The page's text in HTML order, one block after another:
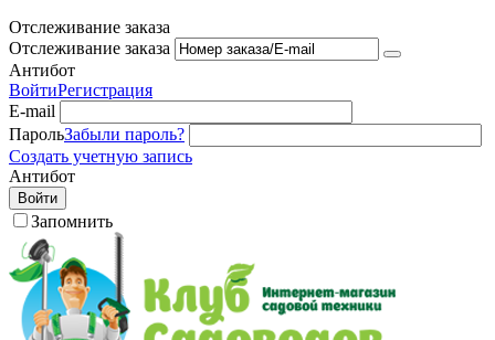
Отслеживание заказа
Отслеживание заказа
Антибот
ВойтиРегистрация
E-mail
ПарольЗабыли пароль?
Создать учетную запись
Антибот
Войти
Запомнить